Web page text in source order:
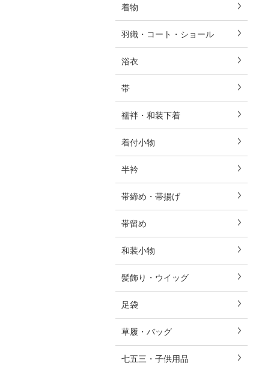
着物
羽織・コート・ショール
浴衣
帯
襦袢・和装下着
着付小物
半衿
帯締め・帯揚げ
帯留め
和装小物
髪飾り・ウイッグ
足袋
草履・バッグ
七五三・子供用品